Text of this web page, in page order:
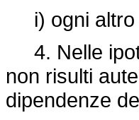
i) ogni altro
4. Nelle
non risulti
dipendenze